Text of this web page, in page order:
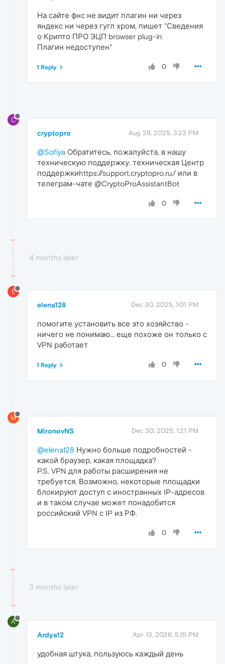
На сайте фнс не видит плагин ни через
яндекс ни через гугл хром, пишет "Сведения
о Крипто ПРО ЭЦП browser plug-in
Плагин недоступен"
0
1 Reply
C
cryptopro Aug 29, 2025, 3:23 PM
@Sofiya Обратитесь, пожалуйста, в нашу
техническую поддержку. техническая Центр
поддержкиhttps://support.cryptopro.ru/ или в
телеграм-чате @CryptoProAssistantBot
0
4 months later
E
elena128 Dec 30, 2025, 1:01 PM
помогите установить все это хозяйство -
ничего не понимаю... еще похоже он только с
VPN работает
0
1 Reply
M
MironovNS Dec 30, 2025, 1:21 PM
@elena128 Нужно больше подробностей -
какой браузер, какая площадка?
P.S. VPN для работы расширения не
требуется. Возможно, некоторые площадки
блокируют доступ с иностранных IP-адресов
и в таком случае может понадобится
российский VPN с IP из РФ.
0
3 months later
A
Ardya12 Apr 13, 2026, 5:15 PM
удобная штука, пользуюсь каждый день